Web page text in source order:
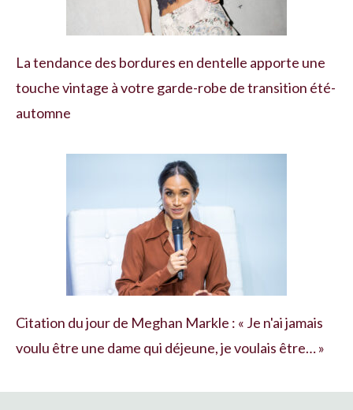
La tendance des bordures en dentelle apporte une
touche vintage à votre garde-robe de transition été-
automne
Citation du jour de Meghan Markle : « Je n'ai jamais
voulu être une dame qui déjeune, je voulais être… »